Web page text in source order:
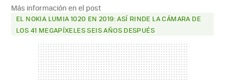
Más información en el post
EL NOKIA LUMIA 1020 EN 2019: ASÍ RINDE LA CÁMARA DE
LOS 41 MEGAPÍXELES SEIS AÑOS DESPUÉS